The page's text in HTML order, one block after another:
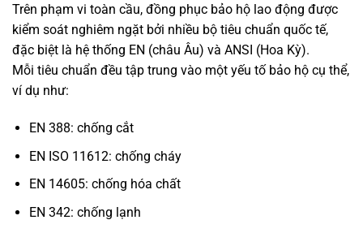
Trên phạm vi toàn cầu, đồng phục bảo hộ lao động được
kiểm soát nghiêm ngặt bởi nhiều bộ tiêu chuẩn quốc tế,
đặc biệt là hệ thống EN (châu Âu) và ANSI (Hoa Kỳ).
Mỗi tiêu chuẩn đều tập trung vào một yếu tố bảo hộ cụ thể,
ví dụ như:
EN 388: chống cắt
EN ISO 11612: chống cháy
EN 14605: chống hóa chất
EN 342: chống lạnh